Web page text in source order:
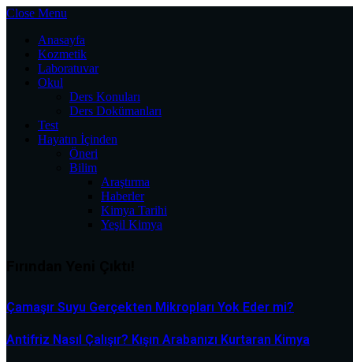
Close Menu
Anasayfa
Kozmetik
Laboratuvar
Okul
Ders Konuları
Ders Dokümanları
Test
Hayatın İçinden
Öneri
Bilim
Araştırma
Haberler
Kimya Tarihi
Yeşil Kimya
Çamaşır Suyu Gerçekten Mikropları Yok Eder mi?
Antifriz Nasıl Çalışır? Kışın Arabanızı Kurtaran Kimya